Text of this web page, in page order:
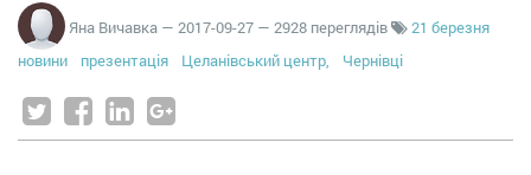
Яна Вичавка — 2017-09-27 — 2928 переглядів
21 березня
новини
презентація Целанівський центр, Чернівці